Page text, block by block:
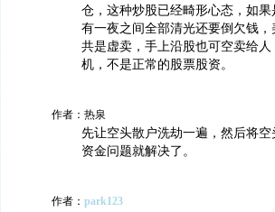
仓，这种炒股已经畸形心态，如
有一夜之间全部清光还要倒欠钱
共是虚卖，手上沿股也可空卖给
机，不是正常的股票股资。
作者：热泉
先让空头散户洗劫一遍，然后将
资金问题就解决了。
作者： park123